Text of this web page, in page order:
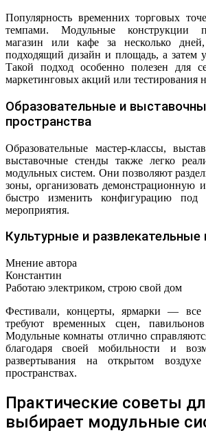
Популярность временних торговых
темпами. Модульные конструкции
магазин или кафе за несколько
подходящий дизайн и площадь, а затем
Такой подход особенно полезен для
маркетинговых акций или тестирования
Образовательные и
пространства
Образовательные мастер-классы,
выставочные стенды также легко
модульных систем. Они позволяют
зоны, организовать демонстрационную
быстро изменить конфигурацию под
мероприятия.
Культурные и
Мнение автора
Константин
Работаю электриком, строю свой дом
Фестивали, концерты, ярмарки — все
требуют временных сцен,
Модульные комнаты отлично
благодаря своей мобильности и
развертывания на открытом
пространствах.
Практические советы
выбирает модульные